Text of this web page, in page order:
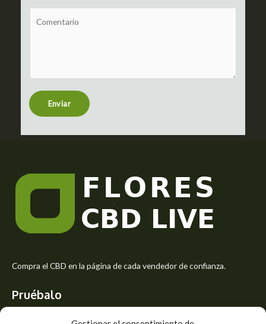
b
t
r
s
e
Enviar
Compra el CBD en la página de cada vendedor de confianza.
Pruébalo
Siente el mejor aroma de las flores CBD y usa los beneficios del